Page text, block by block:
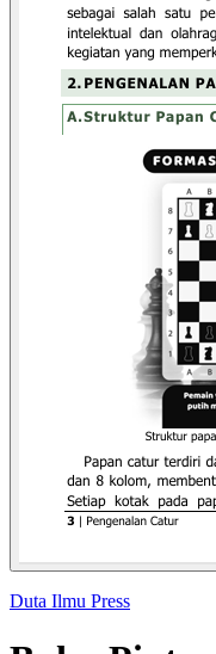
Duta Ilmu Press